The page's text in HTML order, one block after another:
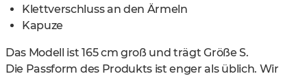
Klettverschluss an den Ärmeln
Kapuze
Das Modell ist 165 cm groß und trägt Größe S.
Die Passform des Produkts ist enger als üblich. Wir